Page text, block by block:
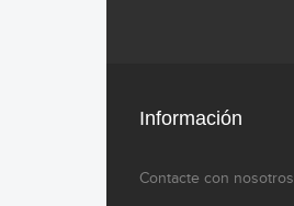
Información
Contacte con nosotros